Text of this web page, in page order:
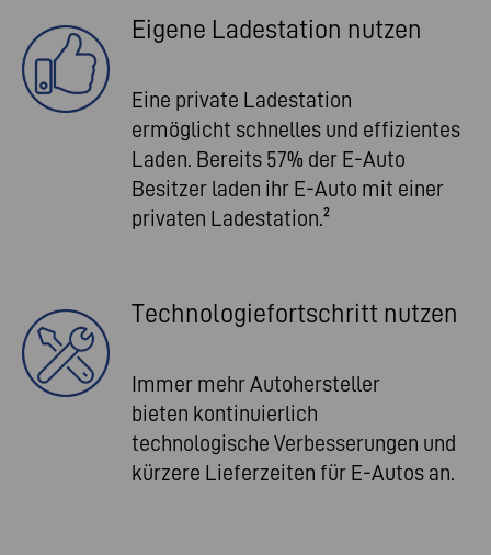
Eigene Ladestation nutzen
Eine private Ladestation
ermöglicht schnelles und effizientes
Laden. Bereits 57% der E-Auto
Besitzer laden ihr E-Auto mit einer
privaten Ladestation.²
Technologiefortschritt nutzen
Immer mehr Autohersteller
bieten kontinuierlich
technologische Verbesserungen und
kürzere Lieferzeiten für E-Autos an.